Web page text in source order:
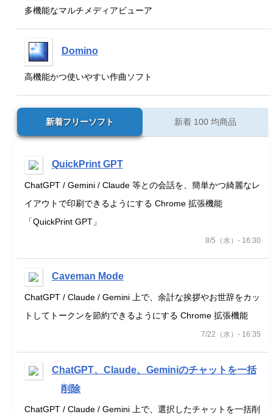
多機能なマルチメディアビューア
Domino
高機能かつ使いやすい作曲ソフト
新着フリーソフト 新着 100 均商品
QuickPrint GPT
ChatGPT / Gemini / Claude 等との会話を、簡単かつ綺麗なレ
イアウトで印刷できるようにする Chrome 拡張機能
「QuickPrint GPT」
8/5（水）- 16:30
Caveman Mode
ChatGPT / Claude / Gemini 上で、余計な挨拶やお世辞をカッ
トしてトークンを節約できるようにする Chrome 拡張機能
7/22（水）- 16:35
ChatGPT、Claude、Geminiのチャットを一括
削除
ChatGPT / Claude / Gemini 上で、選択したチャットを一括削